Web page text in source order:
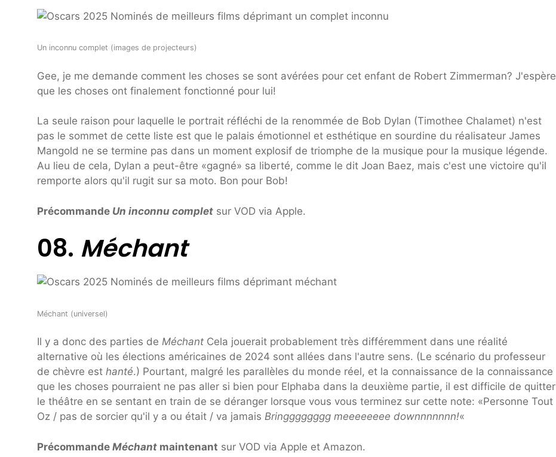
Un inconnu complet (images de projecteurs)
Gee, je me demande comment les choses se sont avérées pour cet enfant de Robert Zimmerman? J'espère
que les choses ont finalement fonctionné pour lui!
La seule raison pour laquelle le portrait réfléchi de la renommée de Bob Dylan (Timothee Chalamet) n'est
pas le sommet de cette liste est que le palais émotionnel et esthétique en sourdine du réalisateur James
Mangold ne se termine pas dans un moment explosif de triomphe de la musique pour la musique légende.
Au lieu de cela, Dylan a peut-être «gagné» sa liberté, comme le dit Joan Baez, mais c'est une victoire qu'il
remporte alors qu'il rugit sur sa moto. Bon pour Bob!
Précommande Un inconnu complet sur VOD via Apple.
08. Méchant
Méchant (universel)
Il y a donc des parties de Méchant Cela jouerait probablement très différemment dans une réalité
alternative où les élections américaines de 2024 sont allées dans l'autre sens. (Le scénario du professeur
de chèvre est hanté.) Pourtant, malgré les parallèles du monde réel, et la connaissance de la connaissance
que les choses pourraient ne pas aller si bien pour Elphaba dans la deuxième partie, il est difficile de quitter
le théâtre en se sentant en train de se déranger lorsque vous vous terminez sur cette note: «Personne Tout
Oz / pas de sorcier qu'il y a ou était / va jamais Bringggggggg meeeeeeee downnnnnnn!«
Précommande Méchant maintenant sur VOD via Apple et Amazon.